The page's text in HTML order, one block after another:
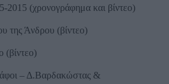
2015 (χρονογράφημα και βίντεο)
της Άνδρου (βίντεο)
(βίντεο)
– Δ.Βαρδακώστας &